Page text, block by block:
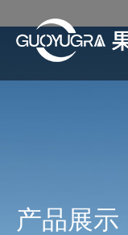
产品展示